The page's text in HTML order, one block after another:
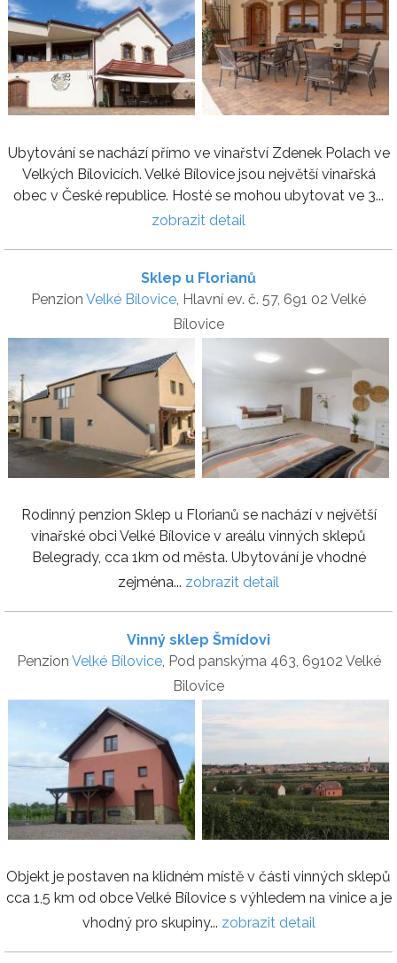
Ubytování se nachází přímo ve vinařství Zdenek Polach ve
Velkých Bílovicích. Velké Bílovice jsou největší vinařská
obec v České republice. Hosté se mohou ubytovat ve 3...
zobrazit detail
Sklep u Florianů
Penzion Velké Bílovice , Hlavní ev. č. 57, 691 02 Velké
Bílovice
Rodinný penzion Sklep u Florianů se nachází v největší
vinařské obci Velké Bílovice v areálu vinných sklepů
Belegrady, cca 1km od města. Ubytování je vhodné
zejména... zobrazit detail
Vinný sklep Šmídovi
Penzion Velké Bílovice, Pod panskýma 463, 69102 Velké
Bilovice
Objekt je postaven na klidném místě v části vinných sklepů
cca 1,5 km od obce Velké Bílovice s výhledem na vinice a je
vhodný pro skupiny... zobrazit detail